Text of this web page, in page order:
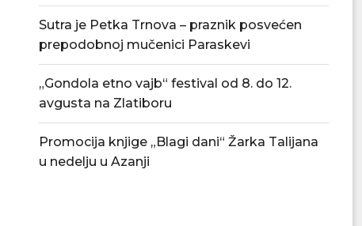
Srbije naftnim derivatima stabilno
06/08/2026
akciza na
Sutra je Petka Trnova – praznik posvećen
prepodobnoj mučenici Paraskevi
„Gondola etno vajb“ festival od 8. do 12.
avgusta na Zlatiboru
Promocija knjige „Blagi dani“ Žarka Talijana
u nedelju u Azanji